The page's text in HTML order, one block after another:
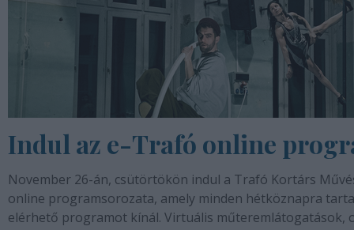
Indul az e-Trafó online
November 26-án, csütörtökön indul a Trafó Kortárs
online programsorozata, amely minden hétköznapra
elérhető programot kínál. Virtuális műteremlátogatások,